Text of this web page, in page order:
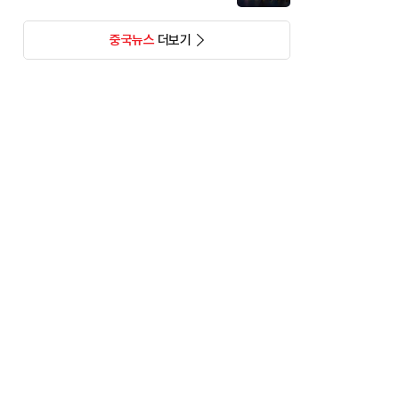
중국뉴스더보기